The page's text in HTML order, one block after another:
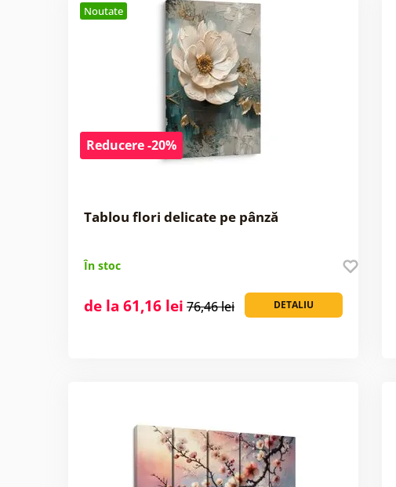
Noutate
Reducere -20%
Tablou flori delicate pe pânză
În stoc
DETALIU
de la 61,16 lei 76,46 lei